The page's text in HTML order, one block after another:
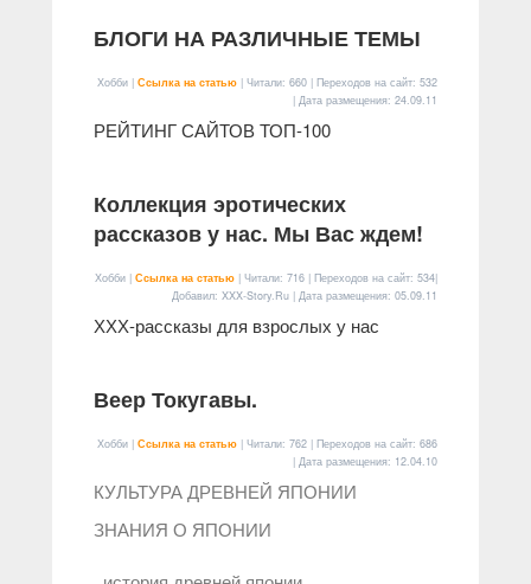
БЛОГИ НА РАЗЛИЧНЫЕ ТЕМЫ
Хобби | Ссылка на статью | Читали: 660 | Переходов на сайт: 532
| Дата размещения: 24.09.11
РЕЙТИНГ САЙТОВ ТОП-100
Коллекция эротических
рассказов у нас. Мы Вас ждем!
Хобби | Ссылка на статью | Читали: 716 | Переходов на сайт: 534|
Добавил: XXX-Story.Ru | Дата размещения: 05.09.11
ХХХ-рассказы для взрослых у нас
Веер Токугавы.
Хобби | Ссылка на статью | Читали: 762 | Переходов на сайт: 686
| Дата размещения: 12.04.10
КУЛЬТУРА ДРЕВНЕЙ ЯПОНИИ
ЗНАНИЯ О ЯПОНИИ